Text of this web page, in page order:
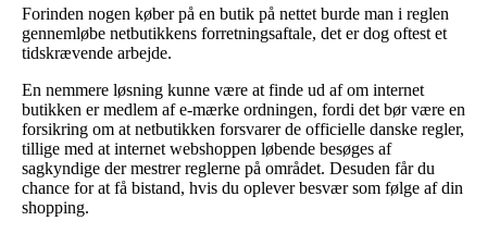
Forinden nogen køber på en butik på nettet burde man i reglen
gennemløbe netbutikkens forretningsaftale, det er dog oftest et
tidskrævende arbejde.
En nemmere løsning kunne være at finde ud af om internet
butikken er medlem af e-mærke ordningen, fordi det bør være en
forsikring om at netbutikken forsvarer de officielle danske regler,
tillige med at internet webshoppen løbende besøges af
sagkyndige der mestrer reglerne på området. Desuden får du
chance for at få bistand, hvis du oplever besvær som følge af din
shopping.